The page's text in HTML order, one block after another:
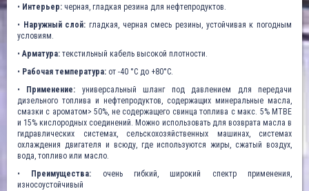
• Интерьер: черная, гладкая резина для нефтепродуктов.
• Наружный слой: гладкая, черная смесь резины, устойчивая к погодным
условиям.
•Арматура: текстильный кабель высокой плотности.
• Рабочая температура: от -40 °C до +80°C.
•
Применение: универсальный шланг под давлением для передачи
дизельного топлива и нефтепродуктов, содержащих минеральные масла,
смазки с ароматом> 50%, не содержащего свинца топлива с макс. 5% MTBE
и 15% кислородных соединений. Можно использовать для возврата масла в
гидравлических системах, сельскохозяйственных машинах, системах
охлаждения двигателя и всюду, где используются жиры, сжатый воздух,
вода, топливо или масло.
•
Преимущества: очень гибкий, широкий спектр применения,
износоустойчивый